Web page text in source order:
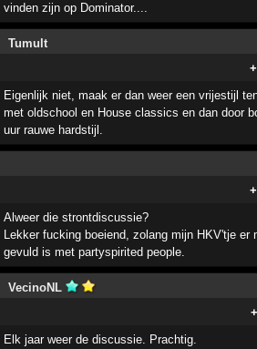
vinden zijn op Dominator....
Tumult
Eigenlijk niet, maak er dan weer een vrijestijl
met oldschool en House classics en dan door
uur rauwe hardstijl.
Alweer die strontdiscussie?
Lekker fucking boeiend, zolang mijn HKV'tje er
gevuld is met partyspirited people.
VecinoNL
Elk jaar weer de discussie. Prachtig.